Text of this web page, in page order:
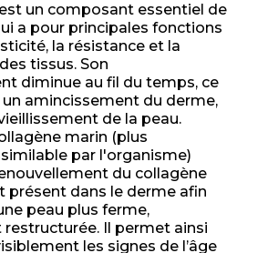
un composant essentiel de
a pour principales fonctions
la résistance et la
tissus. Son
diminue au fil du temps, ce
amincissement du derme,
de la peau.
marin (plus
par l'organisme)
du collagène
présent dans le derme afin
peau plus ferme,
restructurée. Il permet ainsi
les signes de l’âge